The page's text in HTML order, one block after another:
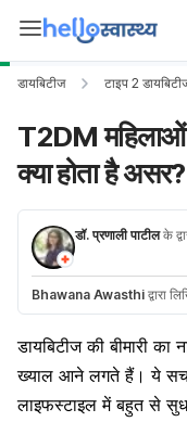
डायबिटीज टाइप 2
T2DM महिलाओं में
क्या होता है असर?
डॉ. प्रणाली पाटीलके
Bhawana Awasthi द्वारा
डायबिटीज की बीमारी
ख्याल आने लगते हैं। ये सच हैं
लाइफस्टाइल में बहुत से